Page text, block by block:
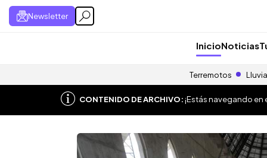
Newsletter
InicioNoticias
Terremotos
CONTENIDO DE ARCHIVO:¡Estás navegando en